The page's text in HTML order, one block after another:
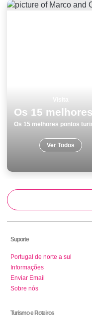
Ver Todos
Suporte
Portugal de norte a sul
Informações
Enviar Email
Sobre nós
Turismo e Roteiros